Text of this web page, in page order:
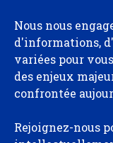
Nous nous
d'informations,
variées pour
des enjeux
confrontée
Rejoignez-nous